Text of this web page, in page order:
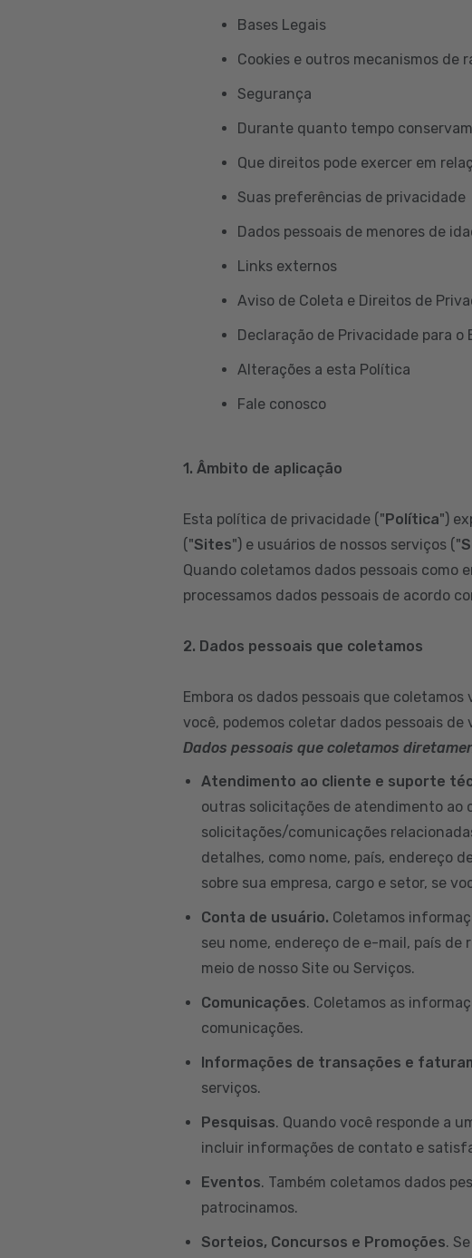
Bases Legais
Cookies e outros mecanismos de
Segurança
Durante quanto tempo
Que direitos pode exercer em
Suas preferências de privacidade
Dados pessoais de menores de
Links externos
Aviso de Coleta e Direitos de
Declaração de Privacidade para o
Alterações a esta Política
Fale conosco
1. Âmbito de aplicação
Esta política de privacidade ("Política")
("Sites") e usuários de nossos serviços ("
Quando coletamos dados pessoais como
processamos dados pessoais de acordo
2. Dados pessoais que coletamos
Embora os dados pessoais que
você, podemos coletar dados pessoais
Dados pessoais que coletamos
Atendimento ao cliente e suporte
outras solicitações de atendimento ao
solicitações/comunicações
detalhes, como nome, país, endereço
sobre sua empresa, cargo e setor, se
Conta de usuário. Coletamos
seu nome, endereço de e-mail, país
meio de nosso Site ou Serviços.
Comunicações. Coletamos as
comunicações.
Informações de transações e
serviços.
Pesquisas. Quando você responde a
incluir informações de contato e
Eventos. Também coletamos dados
patrocinamos.
Sorteios, Concursos e Promoções.